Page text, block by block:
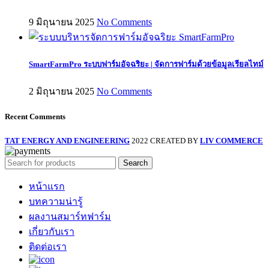
9 มิถุนายน 2025 No Comments
SmartFarmPro ระบบฟาร์มอัจฉริยะ | จัดการฟาร์มด้วยข้อมูลเรียลไทม์
2 มิถุนายน 2025 No Comments
Recent Comments
TAT ENERGY AND ENGINEERING 2022 CREATED BY LIV COMMERCE
Search
หน้าแรก
บทความน่ารู้
ผลงานสมาร์ทฟาร์ม
เกี่ยวกับเรา
ติดต่อเรา